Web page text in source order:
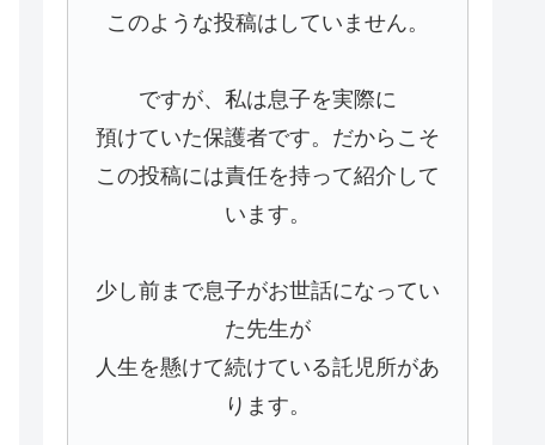
このような投稿はしていません。
ですが、私は息子を実際に
預けていた保護者です。だからこそ
この投稿には責任を持って紹介して
います。
少し前まで息子がお世話になってい
た先生が
人生を懸けて続けている託児所があ
ります。